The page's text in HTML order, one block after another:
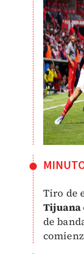
Tiro de
Tijuana
de